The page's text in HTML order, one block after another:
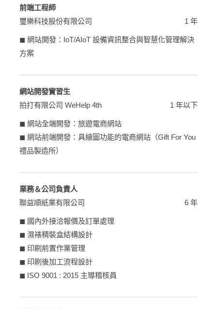
前端工程師
璽樂科技股份有限公司
1 年
◼︎ 網站開發：IoT/AIoT 設備資訊整合與智慧化管理解決
方案
網站開發實習生
拍打有限公司 WeHelp 4th
1 年以下
◼︎ 網站全端開發：旅遊電商網站
◼︎ 網站前端開發：具繪圖功能的電商網站（Gift For You
禮品製造所）
業務＆公司負責人
聯益順紙業有限公司
6 年
◼︎ 國內外接洽報價及訂單處理
◼︎ 濕裱精裝盒結構設計
◼︎ 印刷前置作業管理
◼︎ 印刷後加工流程設計
◼︎ ISO 9001 : 2015 主導稽核員